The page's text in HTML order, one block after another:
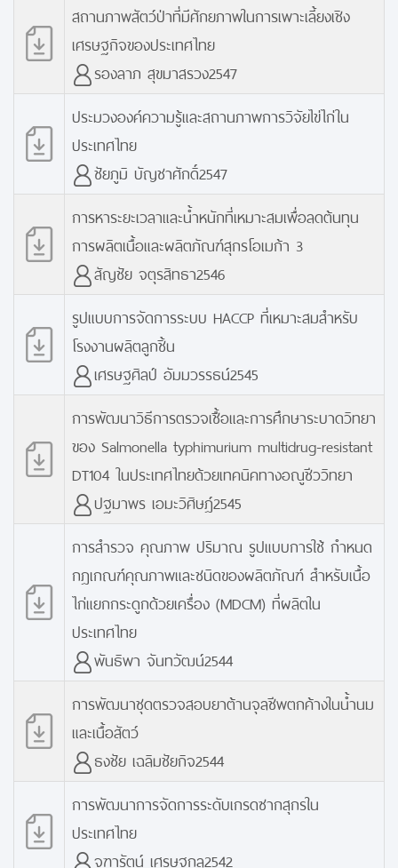
สถานภาพสัตว์ป่าที่มีศักยภาพในการเพาะเลี้ยงเชิง
เศรษฐกิจของประเทศไทย
รองลาภ สุขมาสรวง2547
ประมวงองค์ความรู้และสถานภาพการวิจัยไข่ไก่ใน
ประเทศไทย
ชัยภูมิ บัญชาศักดิ์2547
การหาระยะเวลาและน้ำหนักที่เหมาะสมเพื่อลดต้นทุน
การผลิตเนื้อและผลิตภัณฑ์สุกรโอเมก้า 3
สัญชัย จตุรสิทธา2546
รูปแบบการจัดการระบบ HACCP ที่เหมาะสมสำหรับ
โรงงานผลิตลูกชิ้น
เศรษฐศิลป์ อัมมวรรธน์2545
การพัฒนาวิธีการตรวจเชื้อและการศึกษาระบาดวิทยา
ของ Salmonella typhimurium multidrug-resistant
DT104 ในประเทศไทยด้วยเทคนิคทางอณูชีววิทยา
ปฐมาพร เอมะวิศิษฎ์2545
การสำรวจ คุณภาพ ปริมาณ รูปแบบการใช้ กำหนด
กฎเกณฑ์คุณภาพและชนิดของผลิตภัณฑ์ สำหรับเนื้อ
ไก่แยกกระดูกด้วยเครื่อง (MDCM) ที่ผลิตใน
ประเทศไทย
พันธิพา จันทวัฒน์2544
การพัฒนาชุดตรวจสอบยาต้านจุลชีพตกค้างในน้ำนม
และเนื้อสัตว์
ธงชัย เฉลิมชัยกิจ2544
การพัฒนาการจัดการระดับเกรดซากสุกรใน
ประเทศไทย
จุฑารัตน์ เศรษฐกุล2542